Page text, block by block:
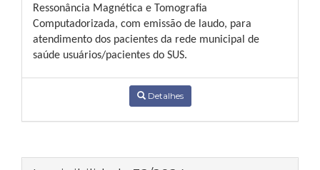
Ressonância Magnética e Tomografia
Computadorizada, com emissão de laudo, para
atendimento dos pacientes da rede municipal de
saúde usuários/pacientes do SUS.
Detalhes